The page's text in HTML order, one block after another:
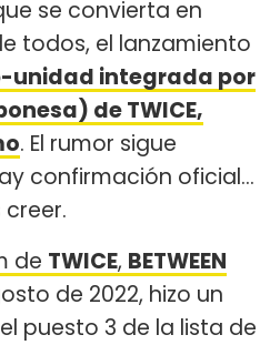
se convierta en
todos, el lanzamiento
unidad integrada por
de TWICE,
. El rumor sigue
confirmación oficial...
creer.
de TWICE, BETWEEN
de 2022, hizo un
puesto 3 de la lista de